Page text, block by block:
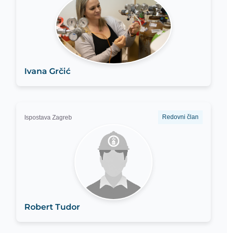
Ivana Grčić
Ispostava Zagreb Redovni član
Robert Tudor